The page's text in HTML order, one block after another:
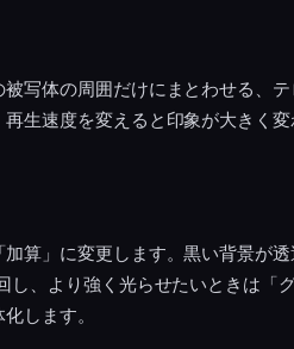
写体の周囲だけにまとわせる、
生速度を変えると印象が大きく変
算」に変更します。黒い背景が透
、より強く光らせたいときは「
します。